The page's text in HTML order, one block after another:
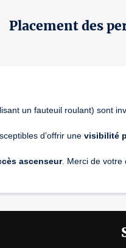
Placement des
un fauteuil roulant) sont
d’offrir une visibilité
ascenseur. Merci de votre